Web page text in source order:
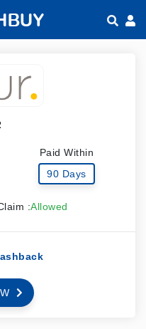
Paid Within
90 Days
:Allowed